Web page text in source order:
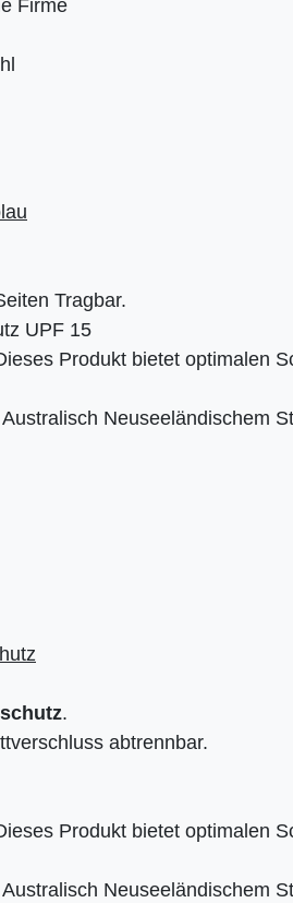
Firme
Tragbar.
UPF 15
Produkt bietet optimalen
Neuseeländischem
.
abtrennbar.
Produkt bietet optimalen
Neuseeländischem